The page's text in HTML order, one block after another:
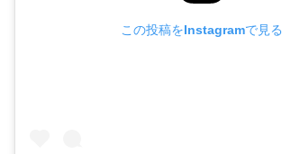
この投稿をInstagramで見る